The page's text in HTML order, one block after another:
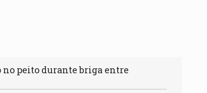
no peito durante briga entre